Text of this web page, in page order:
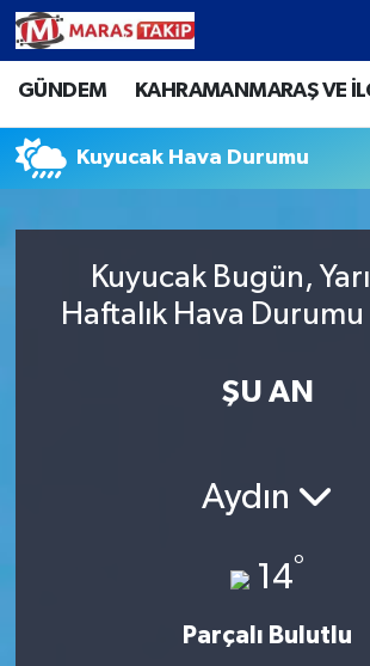
GÜNDEM KAHRAMANMARAŞ VE
Kuyucak Hava Durumu
Kuyucak Bugün,
Haftalık Hava Durumu
ŞU AN
Aydın
14°
Parçalı Bulutlu
Kahramanmaraş Nöbetçi
Kahramanmaraş Hava Durumu
Kahramanmaraş Trafik Yoğunluk